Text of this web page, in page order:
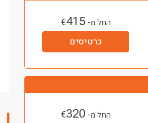
החל מ- €415
כרטיסים
החל מ- €320